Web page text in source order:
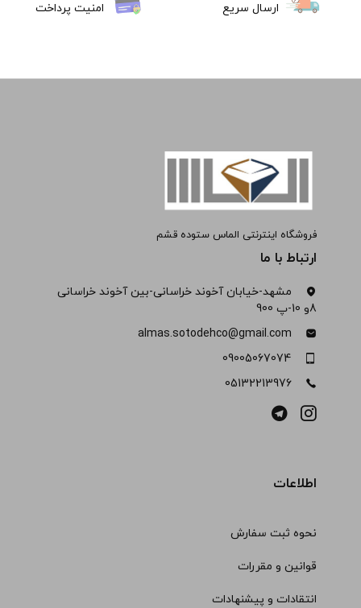
ارسال سریع امنیت پرداخت
فروشگاه اینترنتی الماس ستوده قشم
ارتباط با ما
مشهد-خیابان آخوند خراسانی-بین آخوند خراسانی
8و 10-پ 900
almas.sotodehco@gmail.com
09005067074
05132213976
اطلاعات
نحوه ثبت سفارش
قوانین و مقررات
انتقادات و پیشنهادات